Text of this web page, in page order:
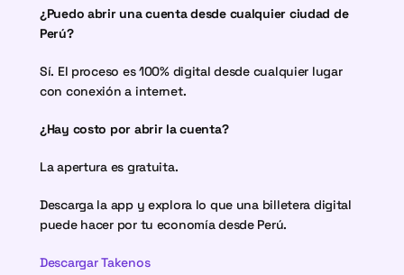
¿Puedo abrir una cuenta desde cualquier ciudad de
Perú?
Sí. El proceso es 100% digital desde cualquier lugar
con conexión a internet.
¿Hay costo por abrir la cuenta?
La apertura es gratuita.
Descarga la app y explora lo que una billetera digital
puede hacer por tu economía desde Perú.
Descargar Takenos